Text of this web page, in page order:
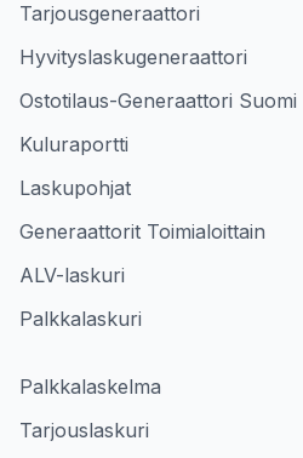
Tarjousgeneraattori
Hyvityslaskugeneraattori
Ostotilaus-Generaattori Suomi
Kuluraportti
Laskupohjat
Generaattorit Toimialoittain
ALV-laskuri
Palkkalaskuri
Palkkalaskelma
Tarjouslaskuri